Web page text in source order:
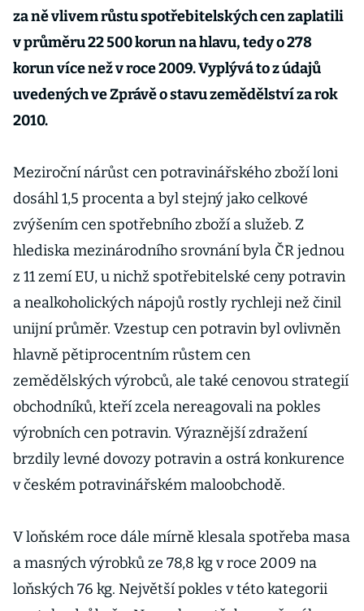
za ně vlivem růstu spotřebitelských cen zaplatili
v průměru 22 500 korun na hlavu, tedy o 278
korun více než v roce 2009. Vyplývá to z údajů
uvedených ve Zprávě o stavu zemědělství za rok
2010.
Meziroční nárůst cen potravinářského zboží loni
dosáhl 1,5 procenta a byl stejný jako celkové
zvýšením cen spotřebního zboží a služeb. Z
hlediska mezinárodního srovnání byla ČR jednou
z 11 zemí EU, u nichž spotřebitelské ceny potravin
a nealkoholických nápojů rostly rychleji než činil
unijní průměr. Vzestup cen potravin byl ovlivněn
hlavně pětiprocentním růstem cen
zemědělských výrobců, ale také cenovou strategií
obchodníků, kteří zcela nereagovali na pokles
výrobních cen potravin. Výraznější zdražení
brzdily levné dovozy potravin a ostrá konkurence
v českém potravinářském maloobchodě.
V loňském roce dále mírně klesala spotřeba masa
a masných výrobků ze 78,8 kg v roce 2009 na
loňských 76 kg. Největší pokles v této kategorii